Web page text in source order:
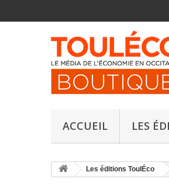
ACCUEIL LES
Les éditions ToulÉco